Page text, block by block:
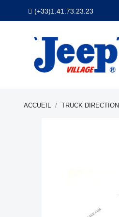
(+33)1.41.73.23.23
ACCUEIL TRUCK DIRECTION